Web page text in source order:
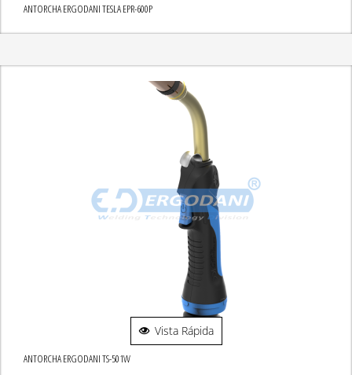
ANTORCHA ERGODANI TESLA EPR-600P
Vista Rápida
ANTORCHA ERGODANI TS-501W